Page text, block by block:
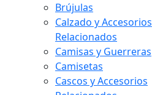
Brújulas
Calzado y Accesorios
Relacionados
Camisas y Guerreras
Camisetas
Cascos y Accesorios